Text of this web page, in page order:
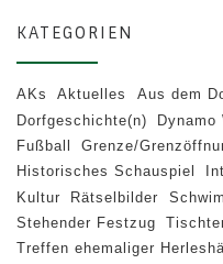
KATEGORIEN
AKs Aktuelles Aus dem
Dorfgeschichte(n)
Dynamo
Fußball
Grenze/
Historisches Schauspiel
Kultur
Rätselbilder
Stehender Festzug
Treffen ehemaliger